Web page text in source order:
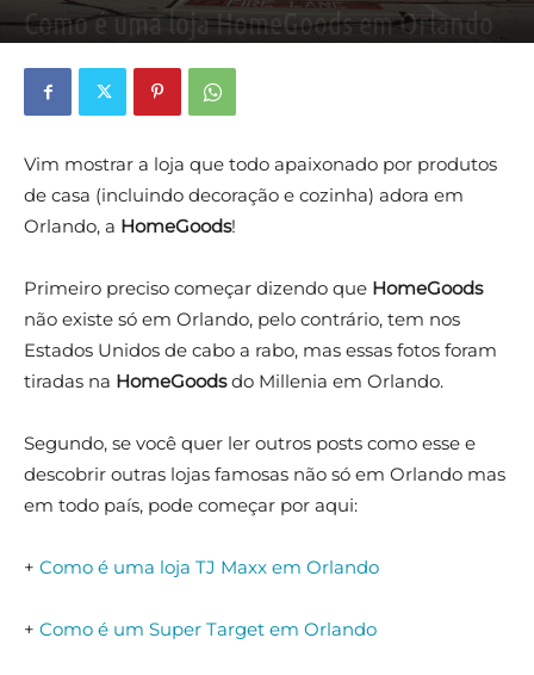
Como é uma loja HomeGoods em Orlando
Vim mostrar a loja que todo apaixonado por produtos
de casa (incluindo decoração e cozinha) adora em
Orlando, a HomeGoods!
Primeiro preciso começar dizendo que HomeGoods
não existe só em Orlando, pelo contrário, tem nos
Estados Unidos de cabo a rabo, mas essas fotos foram
tiradas na HomeGoodsdo Millenia em Orlando.
Segundo, se você quer ler outros posts como esse e
descobrir outras lojas famosas não só em Orlando mas
em todo país, pode começar por aqui:
+ Como é uma loja TJ Maxx em Orlando
+ Como é um Super Target em Orlando